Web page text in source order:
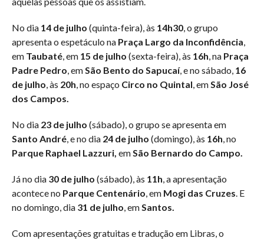
No dia14 de julho (quinta-feira), às 14h30, o grupo
apresenta o espetáculo na Praça Largo da Inconfidência,
em Taubaté, em 15 de julho (sexta-feira), às 16h, na Praça
Padre Pedro, emSão Bento do Sapucaí, e no sábado, 16
de julho, às 20h, no espaço Circo no Quintal, emSão José
dos Campos.
No dia 23 de julho (sábado), o grupo se apresenta em
Santo André, e no dia 24 de julho (domingo), às 16h, no
Parque Raphael Lazzuri, emSão Bernardo do Campo.
Já no dia 30 de julho (sábado), às 11h, a apresentação
acontece no Parque Centenário, em Mogi das Cruzes. E
no domingo, dia 31 de julho, emSantos.
Com apresentações gratuitas e tradução em Libras, o